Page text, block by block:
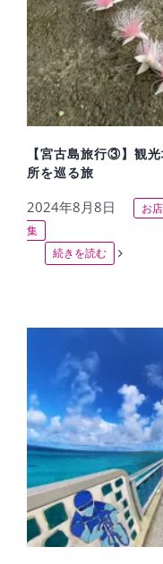
【宮古島旅行③】観
所を巡る旅
2024年8月8日 お
集
続きを読む